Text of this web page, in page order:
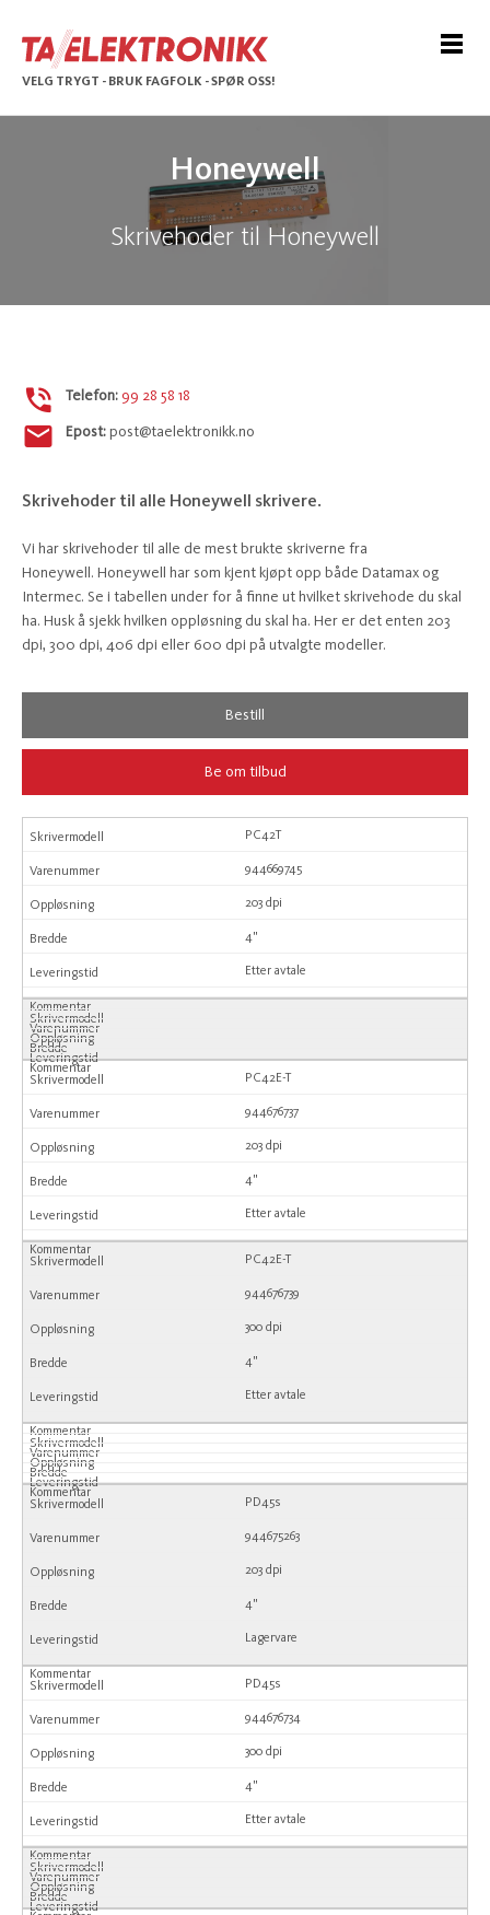
VELG TRYGT - BRUK FAGFOLK - SPØR OSS!
Honeywell
Skrivehoder til Honeywell
Telefon: 99 28 58 18
Epost:post@taelektronikk.no
Skrivehoder til alle Honeywell skrivere.
Vi har skrivehoder til alle de mest brukte skriverne fra
Honeywell. Honeywell har som kjent kjøpt opp både Datamax og
Intermec. Se i tabellen under for å finne ut hvilket skrivehode du skal
ha. Husk å sjekk hvilken oppløsning du skal ha. Her er det enten 203
dpi, 300 dpi, 406 dpi eller 600 dpi på utvalgte modeller.
Bestill
Be om tilbud
PC42T
944669745
203 dpi
4"
Etter avtale
PC42E-T
944676737
203 dpi
4"
Etter avtale
PC42E-T
944676739
300 dpi
4"
Etter avtale
PD45s
944675263
203 dpi
4"
Lagervare
PD45s
944676734
300 dpi
4"
Etter avtale